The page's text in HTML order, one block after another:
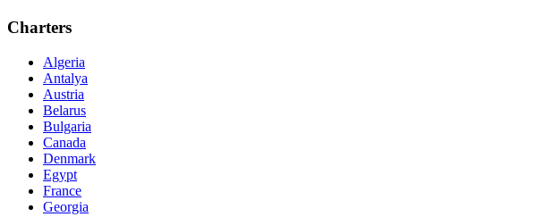
Charters
Algeria
Antalya
Austria
Belarus
Bulgaria
Canada
Denmark
Egypt
France
Georgia